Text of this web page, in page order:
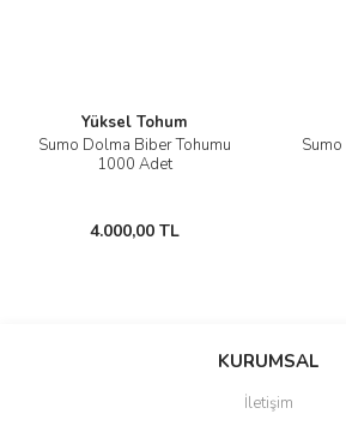
Yüksel Tohum
Sumo Dolma Biber Tohumu
1000 Adet
4.000,00 TL
KURUMSAL
İletişim